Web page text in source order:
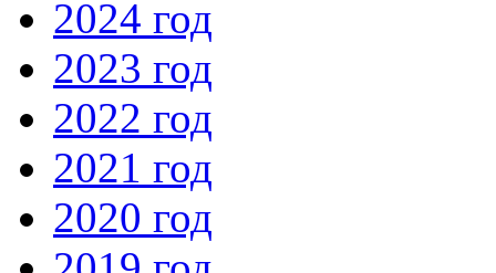
2024 год
2023 год
2022 год
2021 год
2020 год